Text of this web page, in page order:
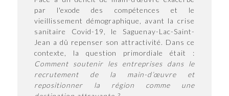
par l'exode des compétences et le
vieillissement démographique, avant la crise
sanitaire Covid-19, le Saguenay-Lac-Saint-
Jean a dû repenser son attractivité. Dans ce
contexte, la question primordiale était :
Comment soutenir les entreprises dans le
recrutement de la main-d’œuvre et
repositionner la région comme une